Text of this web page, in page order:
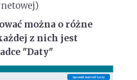
można o różne
z nich jest
"Daty"